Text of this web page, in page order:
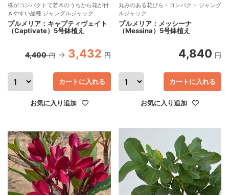
株がコンパクトで若木のうちから花が付
きやすい品種 ジャングルジャック
プルメリア：キャプティヴェイト
（Captivate）5号鉢植え
4,400 円 3,432 円
カートに入れる
お気に入り追加
丸みのある花びら・コンパクト ジャング
ルジャック
プルメリア：メッシーナ
（Messina）5号鉢植え
4,840 円
カートに入れる
お気に入り追加